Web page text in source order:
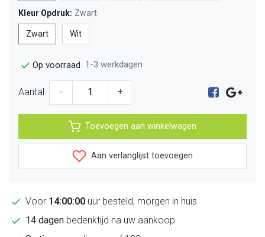
Kleur Opdruk: Zwart
Zwart Wit
Op voorraad 1-3 werkdagen
Aantal - +
Toevoegen aan winkelwagen
Aan verlanglijst toevoegen
Voor 14:00:00 uur besteld, morgen in huis
14 dagen bedenktijd na uw aankoop